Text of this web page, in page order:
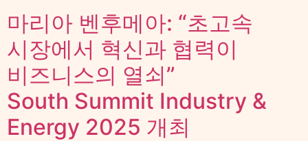
마리아 벤후메아: “초고속
시장에서 혁신과 협력이
비즈니스의 열쇠”
South Summit Industry &
Energy 2025 개최